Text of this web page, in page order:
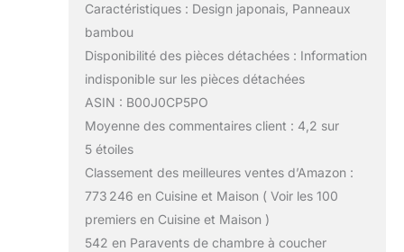
Caractéristiques : Design japonais, Panneaux
bambou
Disponibilité des pièces détachées : Information
indisponible sur les pièces détachées
ASIN : B00J0CP5PO
Moyenne des commentaires client : 4,2 sur
5 étoiles
Classement des meilleures ventes d’Amazon :
773 246 en Cuisine et Maison ( Voir les 100
premiers en Cuisine et Maison )
542 en Paravents de chambre à coucher